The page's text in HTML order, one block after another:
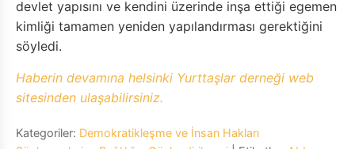
devlet yapısını ve kendini üzerinde inşa ettiği egemen
kimliği tamamen yeniden yapılandırması gerektiğini
söyledi.
Haberin devamına helsinki Yurttaşlar derneği web
sitesinden ulaşabilirsiniz.
Kategoriler: Demokratikleşme ve İnsan Hakları